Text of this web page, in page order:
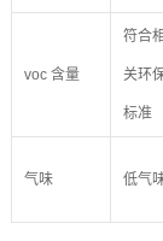
voc 含量
符合
关环
标准
气味 低气